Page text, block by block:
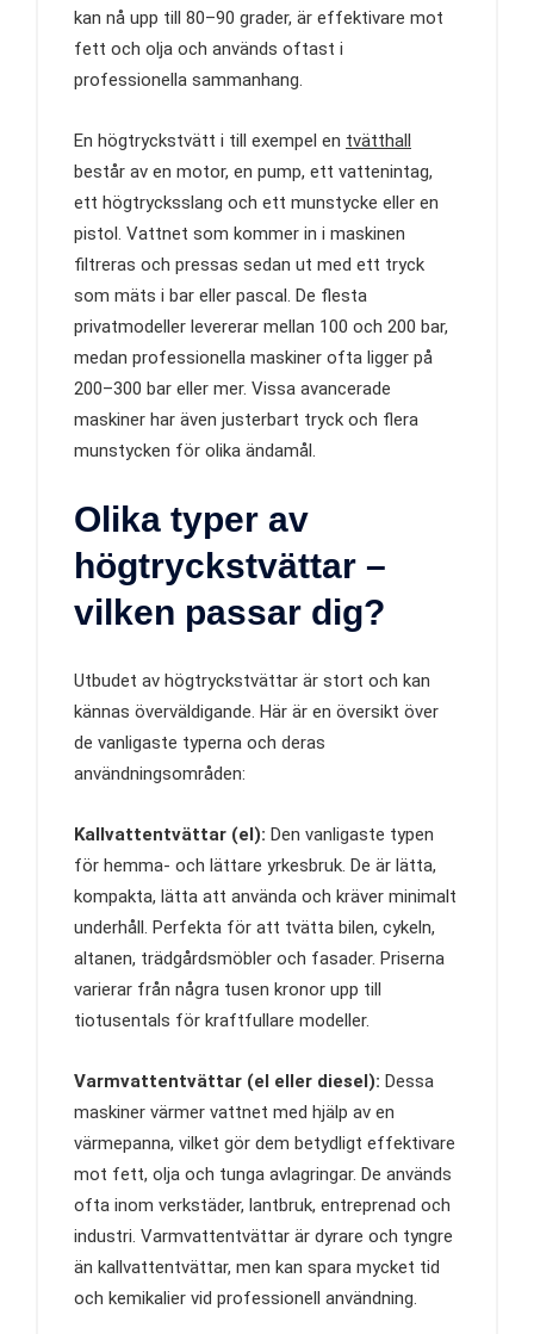
kan nå upp till 80–90 grader, är effektivare mot
fett och olja och används oftast i
professionella sammanhang.
En högtryckstvätt i till exempel en tvätthall
består av en motor, en pump, ett vattenintag,
ett högtrycksslang och ett munstycke eller en
pistol. Vattnet som kommer in i maskinen
filtreras och pressas sedan ut med ett tryck
som mäts i bar eller pascal. De flesta
privatmodeller levererar mellan 100 och 200 bar,
medan professionella maskiner ofta ligger på
200–300 bar eller mer. Vissa avancerade
maskiner har även justerbart tryck och flera
munstycken för olika ändamål.
Olika typer av
högtryckstvättar –
vilken passar dig?
Utbudet av högtryckstvättar är stort och kan
kännas överväldigande. Här är en översikt över
de vanligaste typerna och deras
användningsområden:
Kallvattentvättar (el): Den vanligaste typen
för hemma- och lättare yrkesbruk. De är lätta,
kompakta, lätta att använda och kräver minimalt
underhåll. Perfekta för att tvätta bilen, cykeln,
altanen, trädgårdsmöbler och fasader. Priserna
varierar från några tusen kronor upp till
tiotusentals för kraftfullare modeller.
Varmvattentvättar (el eller diesel): Dessa
maskiner värmer vattnet med hjälp av en
värmepanna, vilket gör dem betydligt effektivare
mot fett, olja och tunga avlagringar. De används
ofta inom verkstäder, lantbruk, entreprenad och
industri. Varmvattentvättar är dyrare och tyngre
än kallvattentvättar, men kan spara mycket tid
och kemikalier vid professionell användning.